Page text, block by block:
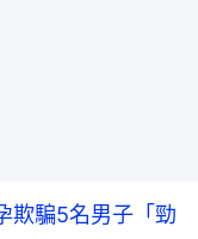
騙5名男子「勁